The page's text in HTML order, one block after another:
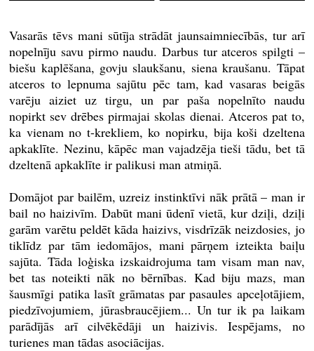
Vasarās tēvs mani sūtīja strādāt jaunsaimniecībās, tur arī
nopelnīju savu pirmo naudu. Darbus tur atceros spilgti –
biešu kaplēšana, govju slaukšanu, siena kraušanu. Tāpat
atceros to lepnuma sajūtu pēc tam, kad vasaras beigās
varēju aiziet uz tirgu, un par paša nopelnīto naudu
nopirkt sev drēbes pirmajai skolas dienai. Atceros pat to,
ka vienam no t-krekliem, ko nopirku, bija koši dzeltena
apkaklīte. Nezinu, kāpēc man vajadzēja tieši tādu, bet tā
dzeltenā apkaklīte ir palikusi man atmiņā.
Domājot par bailēm, uzreiz instinktīvi nāk prātā – man ir
bail no haizivīm. Dabūt mani ūdenī vietā, kur dziļi, dziļi
garām varētu peldēt kāda haizivs, visdrīzāk neizdosies, jo
tiklīdz par tām iedomājos, mani pārņem izteikta baiļu
sajūta. Tāda loģiska izskaidrojuma tam visam man nav,
bet tas noteikti nāk no bērnības. Kad biju mazs, man
šausmīgi patika lasīt grāmatas par pasaules apceļotājiem,
piedzīvojumiem, jūrasbraucējiem... Un tur ik pa laikam
parādījās arī cilvēkēdāji un haizivis. Iespējams, no
turienes man tādas asociācijas.